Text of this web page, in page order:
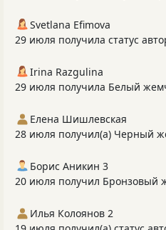
Svetlana Efimova
29 июля получила статус
Irina Razgulina
29 июля получила Белый
Елена Шишлевская
28 июля получил(а) Черный
Борис Аникин 3
20 июля получил Бронзовый
Илья Колоянов 2